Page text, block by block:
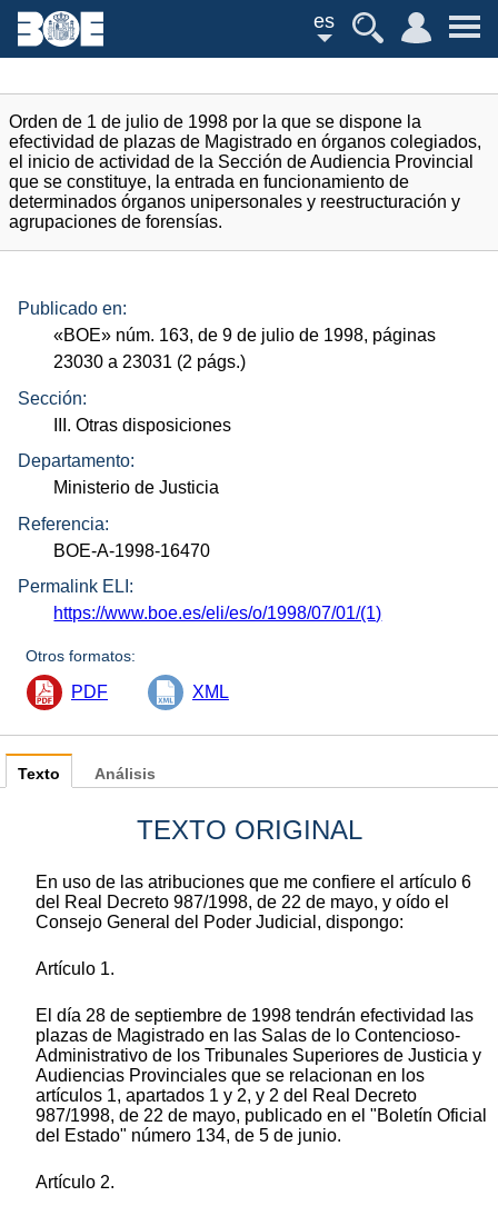
es
Orden de 1 de julio de 1998 por la que se dispone la
efectividad de plazas de Magistrado en órganos colegiados,
el inicio de actividad de la Sección de Audiencia Provincial
que se constituye, la entrada en funcionamiento de
determinados órganos unipersonales y reestructuración y
agrupaciones de forensías.
Publicado en:
«BOE» núm. 163, de 9 de julio de 1998, páginas
23030 a 23031 (2 págs.)
Sección:
III. Otras disposiciones
Departamento:
Ministerio de Justicia
Referencia:
BOE-A-1998-16470
Permalink ELI:
https://www.boe.es/eli/es/o/1998/07/01/(1)
Otros formatos:
PDF XML
Texto
TEXTO ORIGINAL
En uso de las atribuciones que me confiere el artículo 6
del Real Decreto 987/1998, de 22 de mayo, y oído el
Consejo General del Poder Judicial, dispongo:
Artículo 1.
El día 28 de septiembre de 1998 tendrán efectividad las
plazas de Magistrado en las Salas de lo Contencioso-
Administrativo de los Tribunales Superiores de Justicia y
Audiencias Provinciales que se relacionan en los
artículos 1, apartados 1 y 2, y 2 del Real Decreto
987/1998, de 22 de mayo, publicado en el "Boletín Oficial
del Estado" número 134, de 5 de junio.
Artículo 2.
Análisis